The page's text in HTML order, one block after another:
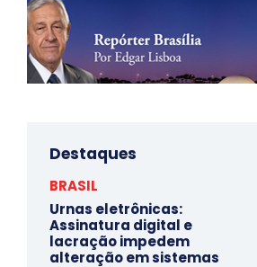
Destaques
BRASIL
Urnas eletrônicas:
Assinatura digital e
lacração impedem
alteração em sistemas